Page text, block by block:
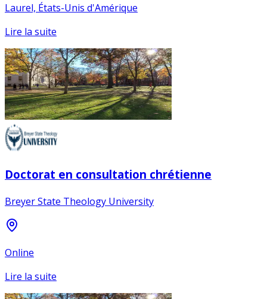
Laurel, États-Unis d'Amérique
Lire la suite
Doctorat en consultation chrétienne
Breyer State Theology University
Online
Lire la suite